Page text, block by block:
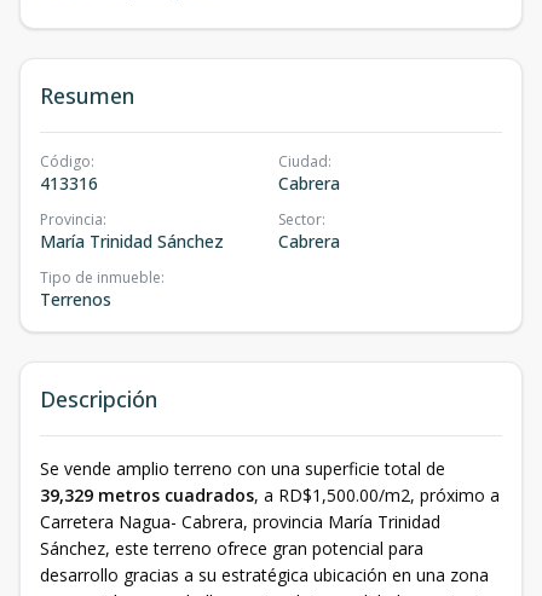
Resumen
Código:
413316
Ciudad:
Cabrera
Provincia:
María Trinidad Sánchez
Sector:
Cabrera
Tipo de inmueble:
Terrenos
Descripción
Se vende amplio terreno con una superficie total de
39,329 metros cuadrados, a RD$1,500.00/m2, próximo a
Carretera Nagua- Cabrera, provincia María Trinidad
Sánchez, este terreno ofrece gran potencial para
desarrollo gracias a su estratégica ubicación en una zona